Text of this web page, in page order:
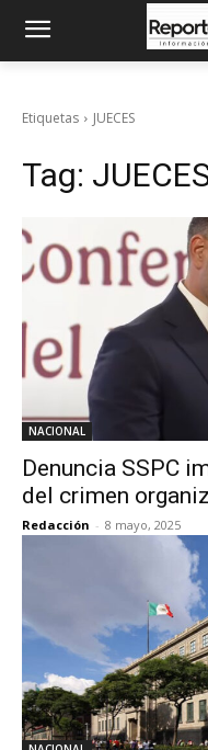
Etiquetas JUECES
Tag:
NACIONAL
Denuncia SSPC
del crimen
Redacción - 8 mayo, 2025